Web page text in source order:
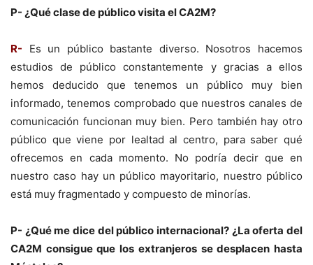
P- ¿Qué clase de público visita el CA2M?
R- Es un público bastante diverso. Nosotros hacemos
estudios de público constantemente y gracias a ellos
hemos deducido que tenemos un público muy bien
informado, tenemos comprobado que nuestros canales de
comunicación funcionan muy bien. Pero también hay otro
público que viene por lealtad al centro, para saber qué
ofrecemos en cada momento. No podría decir que en
nuestro caso hay un público mayoritario, nuestro público
está muy fragmentado y compuesto de minorías.
P- ¿Qué me dice del público internacional? ¿La oferta del
CA2M consigue que los extranjeros se desplacen hasta